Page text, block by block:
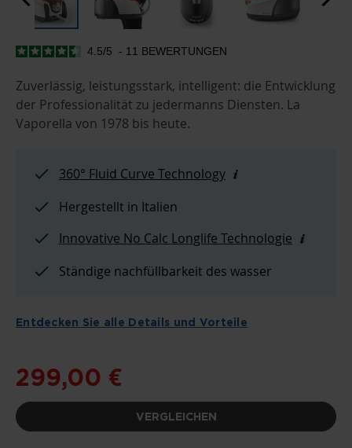
ZUM
DER
BILDGALERIE
SPRINGEN
4.5/5 - 11 BEWERTUNGEN
Zuverlässig, leistungsstark, intelligent: die Entwicklung
der Professionalität zu jedermanns Diensten. La
Vaporella von 1978 bis heute.
360° Fluid Curve Technology
Hergestellt in Italien
Innovative No Calc Longlife Technologie
Ständige nachfüllbarkeit des wasser
Entdecken Sie alle Details und Vorteile
299,00 €
VERGLEICHEN